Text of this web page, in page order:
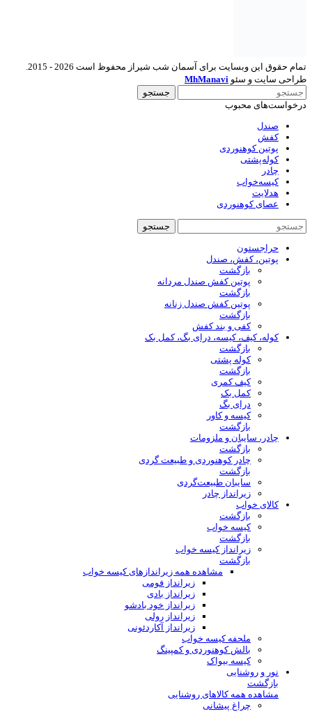
تمام حقوق این وبسایت برای آسمان شب شیراز محفوظ است 2026 - 2015.
طراحی سایت و سئو MhManavi
جستجو
درخواست‌های محبوب
صندل
کفش
پوتین کوهنوردی
کوله‌پشتی
چادر
کیسه‌خواب
هدلایت
عصای کوهنوردی
جستجو
حراجستون
پوتین، کفش، صندل
بازگشت
پوتین کفش صندل مردانه
بازگشت
پوتین کفش صندل زنانه
بازگشت
کفی و بند کفش
کوله، کیف، کیسه، درای بگ، کمل بک
بازگشت
کوله پشتی
بازگشت
کیف کمری
کمل بک
درای بگ
کیسه و کاور
بازگشت
چادر، سایبان و ملزومات
بازگشت
چادر کوهنوردی و طبیعت گردی
بازگشت
سایبان طبیعت‌گردی
زیرانداز چادر
کالای خواب
بازگشت
کیسه خواب
بازگشت
زیرانداز کیسه خواب
بازگشت
مشاهده همه زیراندازهای کیسه خواب
زیرانداز فومی
زیرانداز بادی
زیرانداز خود بادشو
زیرانداز رولی
زیرانداز آکاردئونی
ملحفه کیسه خواب
بالش کوهنوردی و کمپینگ
کیسه بیواک
نور و روشنایی
بازگشت
مشاهده همه کالاهای روشنایی
چراغ پیشانی